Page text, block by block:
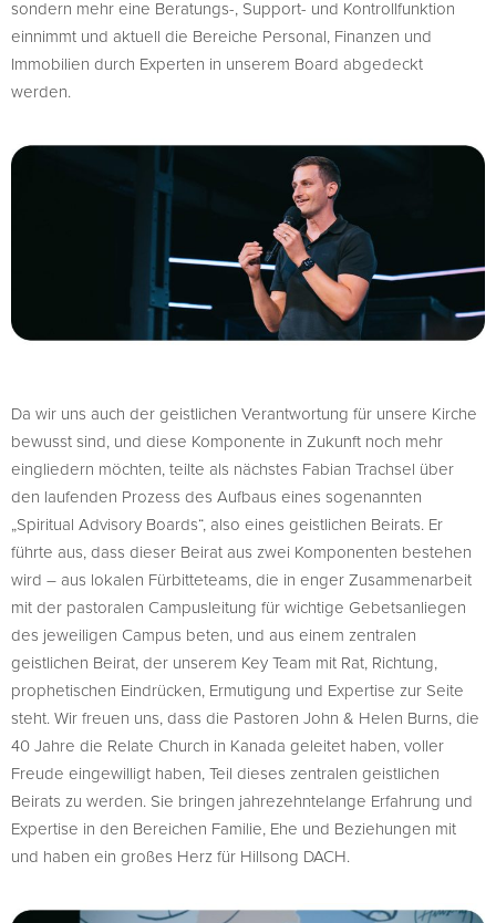
sondern mehr eine Beratungs-, Support- und Kontrollfunktion
einnimmt und aktuell die Bereiche Personal, Finanzen und
Immobilien durch Experten in unserem Board abgedeckt
werden.
Da wir uns auch der geistlichen Verantwortung für unsere Kirche
bewusst sind, und diese Komponente in Zukunft noch mehr
eingliedern möchten, teilte als nächstes Fabian Trachsel über
den laufenden Prozess des Aufbaus eines sogenannten
„Spiritual Advisory Boards“, also eines geistlichen Beirats. Er
führte aus, dass dieser Beirat aus zwei Komponenten bestehen
wird – aus lokalen Fürbitteteams, die in enger Zusammenarbeit
mit der pastoralen Campusleitung für wichtige Gebetsanliegen
des jeweiligen Campus beten, und aus einem zentralen
geistlichen Beirat, der unserem Key Team mit Rat, Richtung,
prophetischen Eindrücken, Ermutigung und Expertise zur Seite
steht. Wir freuen uns, dass die Pastoren John & Helen Burns, die
40 Jahre die Relate Church in Kanada geleitet haben, voller
Freude eingewilligt haben, Teil dieses zentralen geistlichen
Beirats zu werden. Sie bringen jahrezehntelange Erfahrung und
Expertise in den Bereichen Familie, Ehe und Beziehungen mit
und haben ein großes Herz für Hillsong DACH.